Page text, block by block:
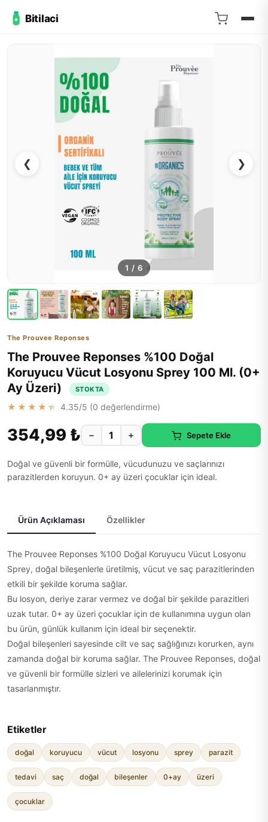
Bitilaci
❮ ❯
1 / 6
The Prouvee Reponses
The Prouvee Reponses %100 Doğal
Koruyucu Vücut Losyonu Sprey 100 Ml. (0+
Ay Üzeri)
STOKTA
★★★★★ 4.35/5 (0 değerlendirme)
354,99 ₺ − + Sepete Ekle
Doğal ve güvenli bir formülle, vücudunuzu ve saçlarınızı
parazitlerden koruyun. 0+ ay üzeri çocuklar için ideal.
Ürün Açıklaması Özellikler
The Prouvee Reponses %100 Doğal Koruyucu Vücut Losyonu
Sprey, doğal bileşenlerle üretilmiş, vücut ve saç parazitlerinden
etkili bir şekilde koruma sağlar.
Bu losyon, deriye zarar vermez ve doğal bir şekilde parazitleri
uzak tutar. 0+ ay üzeri çocuklar için de kullanımına uygun olan
bu ürün, günlük kullanım için ideal bir seçenektir.
Doğal bileşenleri sayesinde cilt ve saç sağlığınızı korurken, aynı
zamanda doğal bir koruma sağlar. The Prouvee Reponses, doğal
ve güvenli bir formülle sizleri ve ailelerinizi korumak için
tasarlanmıştır.
Etiketler
doğal koruyucu vücut losyonu sprey parazit
tedavi saç doğal bileşenler 0+ay üzeri
çocuklar